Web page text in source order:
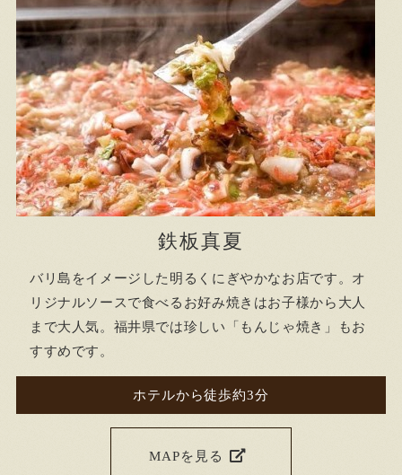
鉄板真夏
バリ島をイメージした明るくにぎやかなお店です。オ
リジナルソースで食べるお好み焼きはお子様から大人
まで大人気。福井県では珍しい「もんじゃ焼き」もお
すすめです。
ホテルから徒歩約3分
MAPを見る